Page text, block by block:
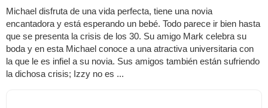
Michael disfruta de una vida perfecta, tiene una novia
encantadora y está esperando un bebé. Todo parece ir bien hasta
que se presenta la crisis de los 30. Su amigo Mark celebra su
boda y en esta Michael conoce a una atractiva universitaria con
la que le es infiel a su novia. Sus amigos también están sufriendo
la dichosa crisis; Izzy no es ...